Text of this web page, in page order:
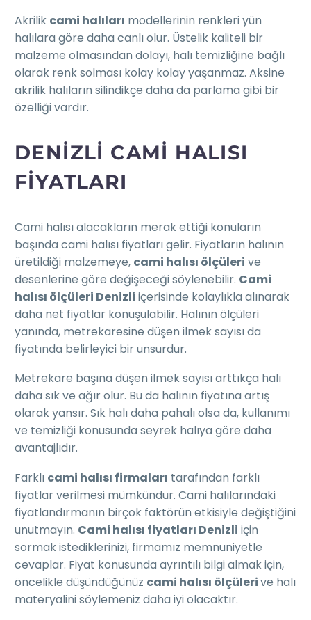
Akrilik cami halıları modellerinin renkleri yün
halılara göre daha canlı olur. Üstelik kaliteli bir
malzeme olmasından dolayı, halı temizliğine bağlı
olarak renk solması kolay kolay yaşanmaz. Aksine
akrilik halıların silindikçe daha da parlama gibi bir
özelliği vardır.
DENIZLI CAMI HALISI
FIYATLARI
Cami halısı alacakların merak ettiği konuların
başında cami halısı fiyatları gelir. Fiyatların halının
üretildiği malzemeye, cami halısı ölçüleri ve
desenlerine göre değişeceği söylenebilir. Cami
halısı ölçüleri Denizli içerisinde kolaylıkla alınarak
daha net fiyatlar konuşulabilir. Halının ölçüleri
yanında, metrekaresine düşen ilmek sayısı da
fiyatında belirleyici bir unsurdur.
Metrekare başına düşen ilmek sayısı arttıkça halı
daha sık ve ağır olur. Bu da halının fiyatına artış
olarak yansır. Sık halı daha pahalı olsa da, kullanımı
ve temizliği konusunda seyrek halıya göre daha
avantajlıdır.
Farklı cami halısı firmaları tarafından farklı
fiyatlar verilmesi mümkündür. Cami halılarındaki
fiyatlandırmanın birçok faktörün etkisiyle değiştiğini
unutmayın. Cami halısı fiyatları Denizli için
sormak istediklerinizi, firmamız memnuniyetle
cevaplar. Fiyat konusunda ayrıntılı bilgi almak için,
öncelikle düşündüğünüz cami halısı ölçülerive halı
materyalini söylemeniz daha iyi olacaktır.